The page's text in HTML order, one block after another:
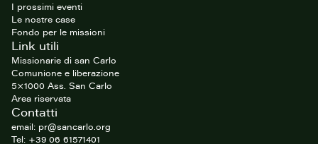
I prossimi eventi
Le nostre case
Fondo per le missioni
Link utili
Missionarie di san Carlo
Comunione e liberazione
5×1000 Ass. San Carlo
Area riservata
Contatti
email: pr@sancarlo.org
Tel: +39 06 61571401